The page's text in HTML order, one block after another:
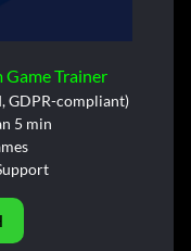
Game Trainer
GDPR-compliant)
5 min